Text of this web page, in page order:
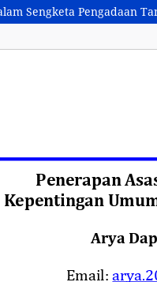
Sengketa Pengadaan